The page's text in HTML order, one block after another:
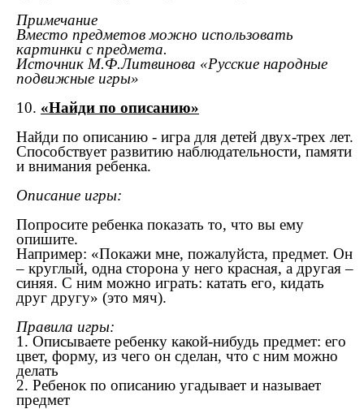
Примечание
Вместо предметов можно использовать
картинки с предмета.
Источник М.Ф.Литвинова «Русские народные
подвижные игры»
10. «Найди по описанию»
Найди по описанию - игра для детей двух-трех лет.
Способствует развитию наблюдательности, памяти
и внимания ребенка.
Описание игры:
Попросите ребенка показать то, что вы ему
опишите.
Например: «Покажи мне, пожалуйста, предмет. Он
– круглый, одна сторона у него красная, а другая –
синяя. С ним можно играть: катать его, кидать
друг другу» (это мяч).
Правила игры:
1. Описываете ребенку какой-нибудь предмет: его
цвет, форму, из чего он сделан, что с ним можно
делать
2. Ребенок по описанию угадывает и называет
предмет